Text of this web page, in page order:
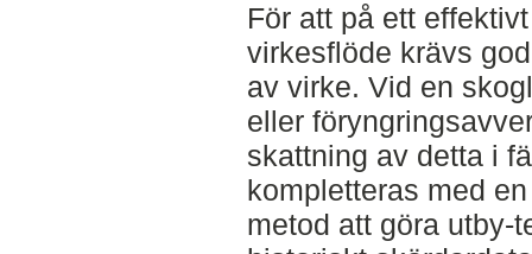
För att på ett
virkesflöde krävs
av virke. Vid en
eller
skattning av detta i
kompletteras med
metod att göra utby-